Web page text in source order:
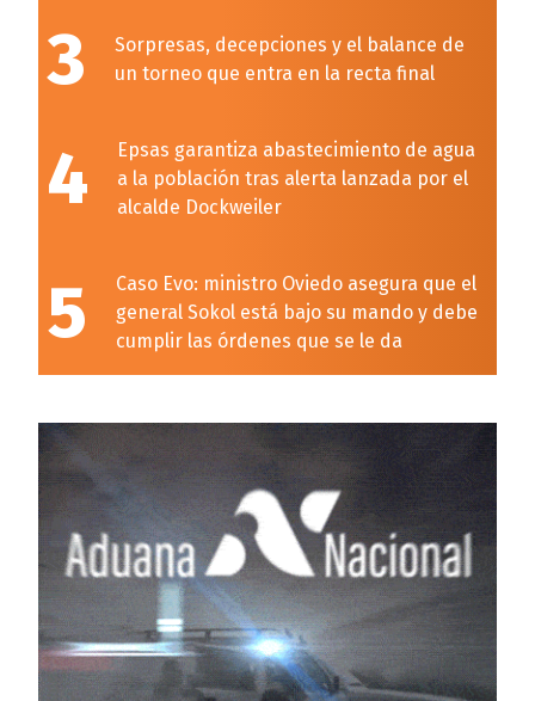
3
Sorpresas, decepciones y el balance de
un torneo que entra en la recta final
4
Epsas garantiza abastecimiento de agua
a la población tras alerta lanzada por el
alcalde Dockweiler
5
Caso Evo: ministro Oviedo asegura que el
general Sokol está bajo su mando y debe
cumplir las órdenes que se le da